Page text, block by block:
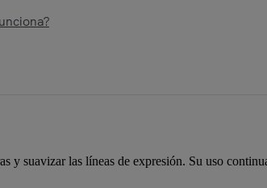
y suavizar las líneas de expresión. Su uso